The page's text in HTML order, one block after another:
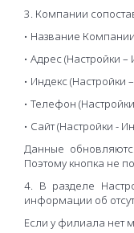
3. Компании
• Название
• Адрес (Настройки
• Индекс
• Телефон
• Сайт (Настройки -
Данные
Поэтому кнопка не
4. В разделе
информации об
Если у филиала нет